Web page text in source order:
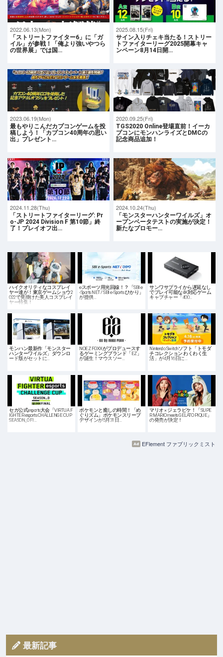
2022.06.13(Mon)
「ストリートファイター6」に「ガ
イル」が参戦！「俺より強いやつら
の世界展」では国…
2025.08.15(Fri)
サイン入りチェキ当たる！ストリー
トファイターリーグ2025開幕キャ
ンペーン8月14日開…
2023.06.19(Mon)
最もやりこんだカプコンゲームを投
稿しよう！「カプコン40周年の思い
出」プレゼント…
2020.09.25(Fri)
TGS2020 Online登場直前！イーカ
プコンにモンハンライズとDMCの
記念商品追加！
2024.11.28(Thu)
「ストリートファイターリーグ: Pr
o-JP 2024 Division F 第10節」終
了！プレイオフ出…
2024.10.24(Thu)
「モンスターハンターワイルズ」オ
ープンベータテストの実施が決定！
新たなプロモー…
ハイクオリティなコスプレイ
ヤー達が！東京ゲームショウ2
022で見掛けた美人コスプレイ
ヤー特集！
eスポーツ用光回線！？「SBI e
-Sports NET / SBI e-Sports ひかり」
が提供…
サンワサプライから遅延なし
でプレイ可能な4K対応ゲーム
キャプチャー「400…
モンハン最新作「モンスター
ハンターワイルズ」ダウンロ
ード版がセットに…
NOEZ FOXXがプロデュースす
るゲーミングブランド「EZ」
が誕生！マウスソー…
Nintendo Switchソフト「トモダ
チコレクション わくわく生
活」が4月16日に…
セガ公式esports大会「VIRTUA F
IGHTER esports CHALLENGE CUP
SEASON_0 FI…
ポケモンと癒しの時間！「め
ぐりズム」ポケモンスリープ
デザインが5月31日…
マリオ × ジェラピケ！「SUPE
R MARIO meets GELATO PIQUE」
の発売が決定！
EFlement ファブリックミスト
最新記事